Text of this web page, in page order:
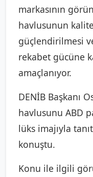
markasının
havlusunun
güçlendirilmesi
rekabet gücüne
amaçlanıyor.
DENİB Başkanı
havlusunu ABD
lüks imajıyla
konuştu.
Konu ile ilgili